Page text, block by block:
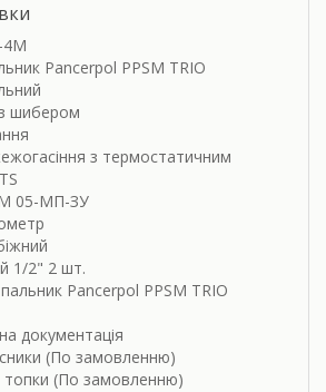
4М
Pancerpol PPSM TRIO
шибером
з термостатичним
05-МП-ЗУ
1/2" 2 шт.
Pancerpol PPSM TRIO
документація
(По замовленню)
топки (По замовленню)